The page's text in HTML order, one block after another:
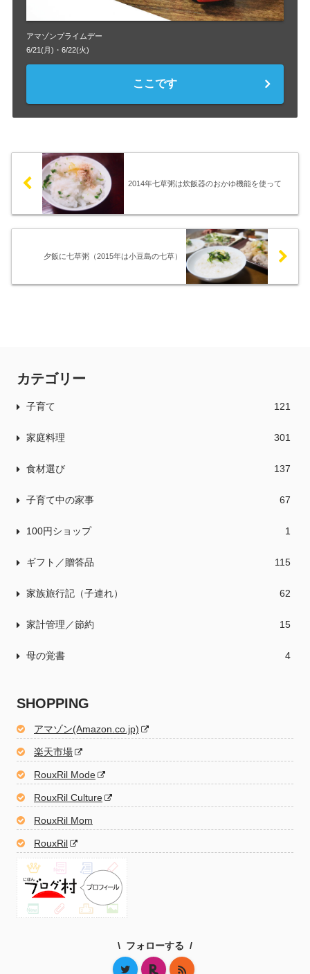
アマゾンプライムデー
6/21(月)・6/22(火)
ここです
2014年七草粥は炊飯器のおかゆ機能を使って
夕飯に七草粥（2015年は小豆島の七草）
カテゴリー
子育て 121
家庭料理 301
食材選び 137
子育て中の家事 67
100円ショップ 1
ギフト／贈答品 115
家族旅行記（子連れ） 62
家計管理／節約 15
母の覚書 4
SHOPPING
アマゾン(Amazon.co.jp)
楽天市場
RouxRil Mode
RouxRil Culture
RouxRil Mom
RouxRil
フォローする